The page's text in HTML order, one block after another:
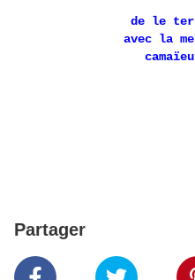
de le
avec la
Partager